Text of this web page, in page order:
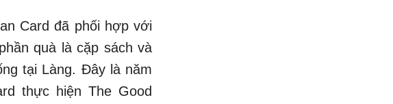
Card đã phối hợp với
quà là cặp sách và
tại Làng. Đây là năm
thực hiện The Good